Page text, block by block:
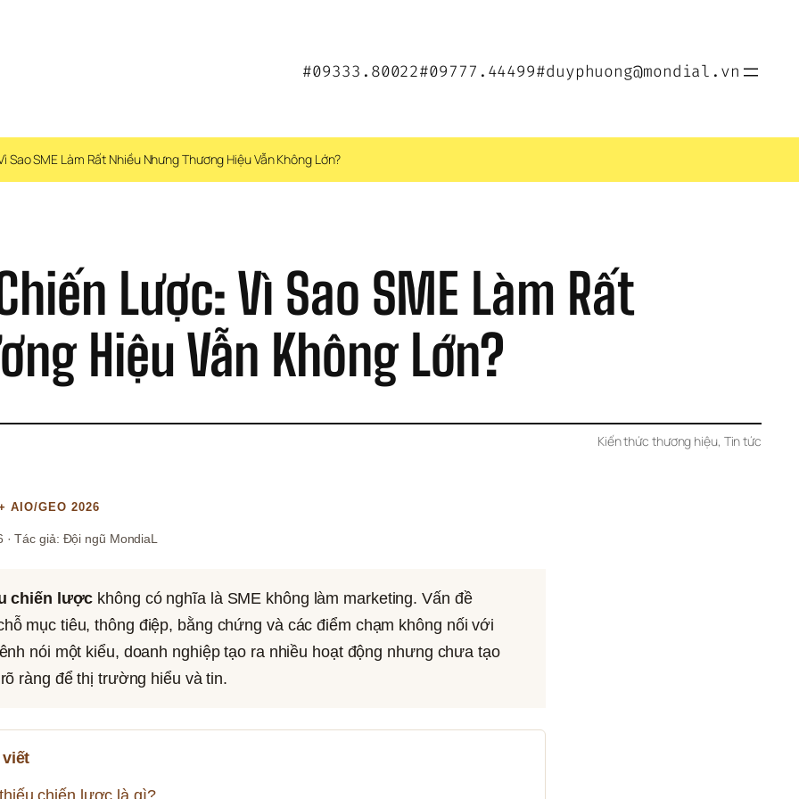
#09333.80022#09777.44499#duyphuong@mondial.vn
SME Làm Rất Nhiều Nhưng Thương Hiệu Vẫn Không Lớn?
Lược: Vì Sao SME Làm Rất
Hiệu Vẫn Không Lớn?
Kiến thức thương hiệu, Tin tức
AIO/GEO 2026
Tác giả: Đội ngũ MondiaL
chiến lược không có nghĩa là SME không làm marketing. Vấn đề
mục tiêu, thông điệp, bằng chứng và các điểm chạm không nối với
nói một kiểu, doanh nghiệp tạo ra nhiều hoạt động nhưng chưa tạo
ràng để thị trường hiểu và tin.